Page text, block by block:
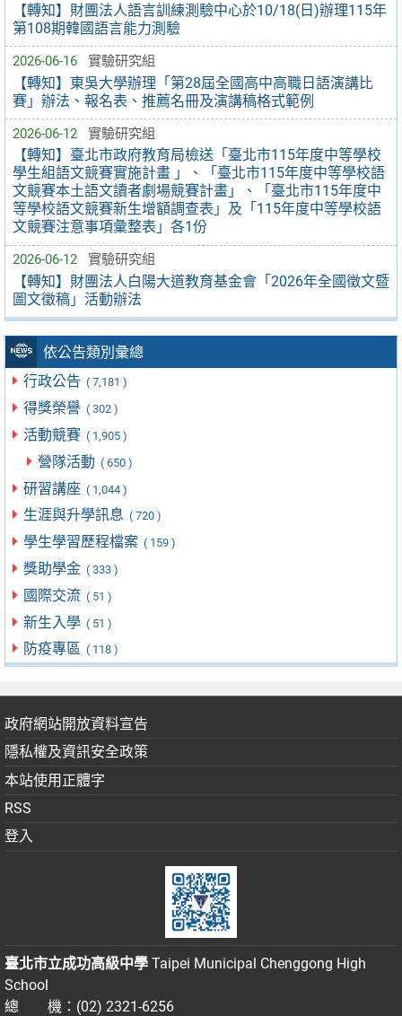
【轉知】財團法人語言訓練測驗中心於10/18(日)辦理115年
第108期韓國語言能力測驗
2026-06-16 實驗研究組
【轉知】東吳大學辦理「第28屆全國高中高職日語演講比
賽」辦法、報名表、推薦名冊及演講稿格式範例
2026-06-12 實驗研究組
【轉知】臺北市政府教育局檢送「臺北市115年度中等學校
學生組語文競賽實施計畫 」、「臺北市115年度中等學校語
文競賽本土語文讀者劇場競賽計畫」、「臺北市115年度中
等學校語文競賽新生增額調查表」及「115年度中等學校語
文競賽注意事項彙整表」各1份
2026-06-12 實驗研究組
【轉知】財團法人白陽大道教育基金會「2026年全國徵文暨
圖文徵稿」活動辦法
依公告類別彙總
行政公告 ( 7,181 )
得獎榮譽 ( 302 )
活動競賽 ( 1,905 )
營隊活動 ( 650 )
研習講座 ( 1,044 )
生涯與升學訊息 ( 720 )
學生學習歷程檔案 ( 159 )
獎助學金 ( 333 )
國際交流 ( 51 )
新生入學 ( 51 )
防疫專區 ( 118 )
政府網站開放資料宣告
隱私權及資訊安全政策
本站使用正體字
RSS
登入
臺北市立成功高級中學 Taipei Municipal Chenggong High
School
總 機：(02) 2321-6256